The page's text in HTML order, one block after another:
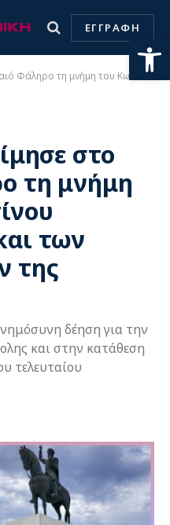
ΕΓΓΡΑΦΗ
Παλαιολόγου και των υπερασπιστών της Βασιλεύουσας
στο
τη μνήμη
των
της
δέηση για την
και στην κατάθεση
τελευταίου